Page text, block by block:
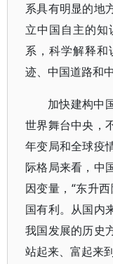
系具有明显的地
立中国自主的
系，科学解释
迹、中国道路和
加快建构中
世界舞台中央，
年变局和全球疫
际格局来看，中
因变量，“东升
国有利。从国内
我国发展的历史
站起来、富起来